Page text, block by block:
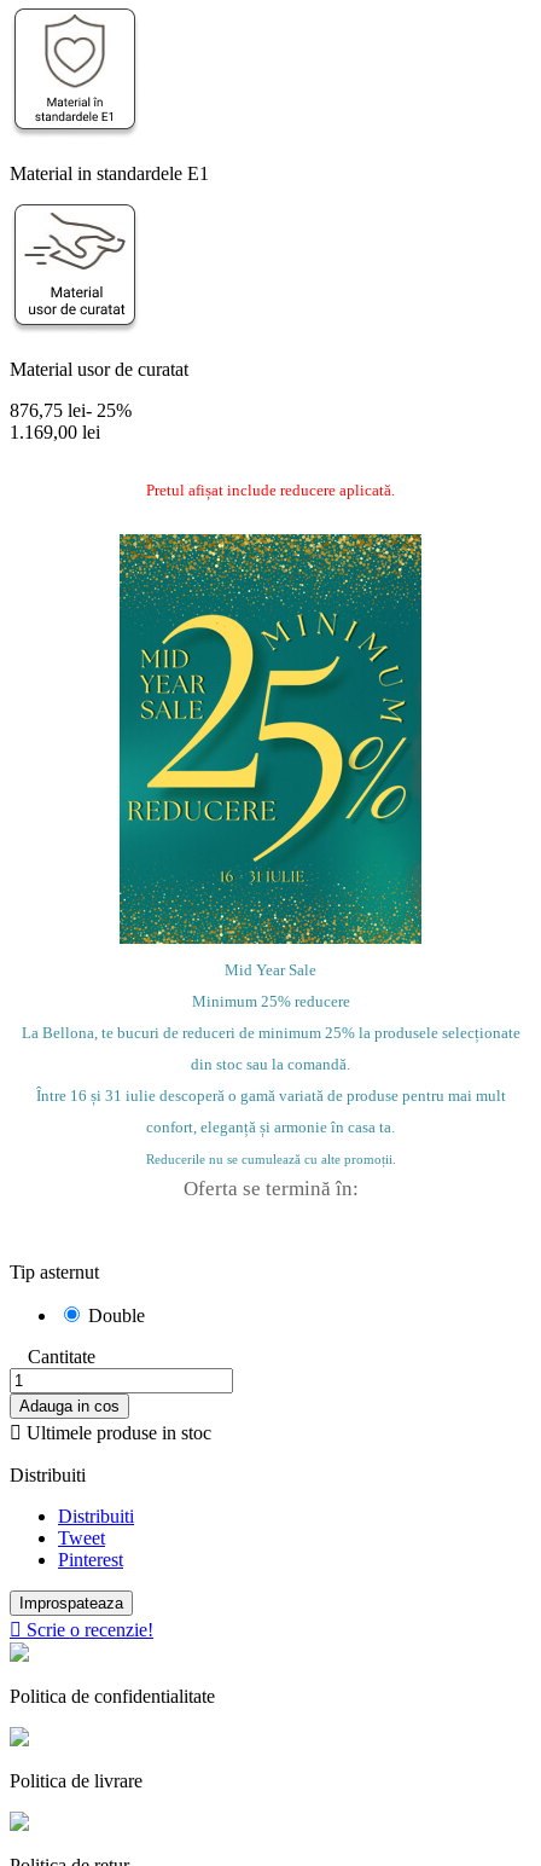
Material in standardele E1
Material usor de curatat
876,75 lei- 25%
1.169,00 lei
Pretul afișat include reducere aplicată.
Mid Year Sale
Minimum 25% reducere
La Bellona, te bucuri de reduceri de minimum 25% la produsele selecționate
din stoc sau la comandă.
Între 16 și 31 iulie descoperă o gamă variată de produse pentru mai mult
confort, eleganță și armonie în casa ta.
Reducerile nu se cumulează cu alte promoții.
Oferta se termină în:
Tip asternut
Double
Cantitate
Adauga in cos
 Ultimele produse in stoc
Distribuiti
Distribuiti
Tweet
Pinterest
 Scrie o recenzie!
Politica de confidentialitate
Politica de livrare